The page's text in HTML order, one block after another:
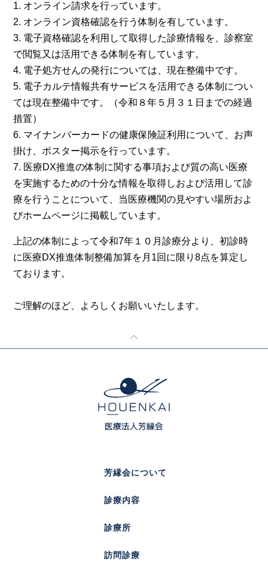
1. オンライン請求を行っています。
2. オンライン資格確認を行う体制を有しています。
3. 電子資格確認を利用して取得した診療情報を、診察室
で閲覧又は活用できる体制を有しています。
4. 電子処方せんの発行については、現在整備中です。
5. 電子カルテ情報共有サービスを活用できる体制につい
ては現在整備中です。（令和８年５月３１日までの経過
措置）
6. マイナンバーカードの健康保険証利用について、お声
掛け、ポスター掲示を行っています。
7. 医療DX推進の体制に関する事項および質の高い医療
を実施するための十分な情報を取得しおよび活用して診
療を行うことについて、当医療機関の見やすい場所およ
びホームページに掲載しています。
上記の体制によって令和7年１０月診療分より、初診時
に医療DX推進体制整備加算を月1回に限り8点を算定し
ております。
ご理解のほど、よろしくお願いいたします。
芳縁会について
診療内容
診療所
訪問診療